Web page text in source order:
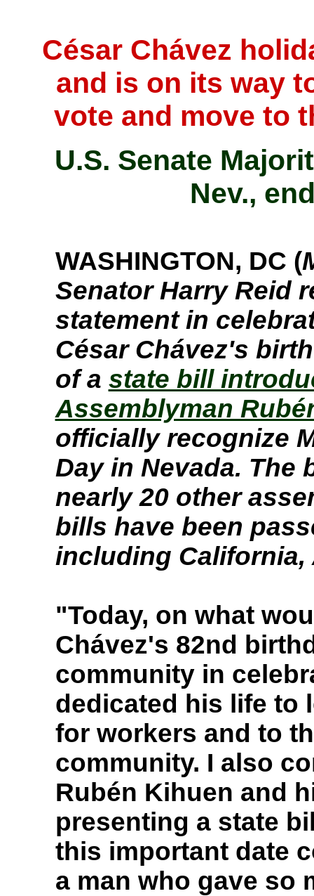
César Chávez
and is on its way
vote and move to
U.S. Senate
Nev.,
WASHINGTON, DC (
Senator Harry Reid
statement in
César Chávez's
of a state bill
Assemblyman
officially recognize
Day in Nevada. The
nearly 20 other
bills have been
including California,
"Today, on what
Chávez's 82nd
community in
dedicated his life to
for workers and to
community. I also
Rubén Kihuen and
presenting a state
this important date
a man who gave so